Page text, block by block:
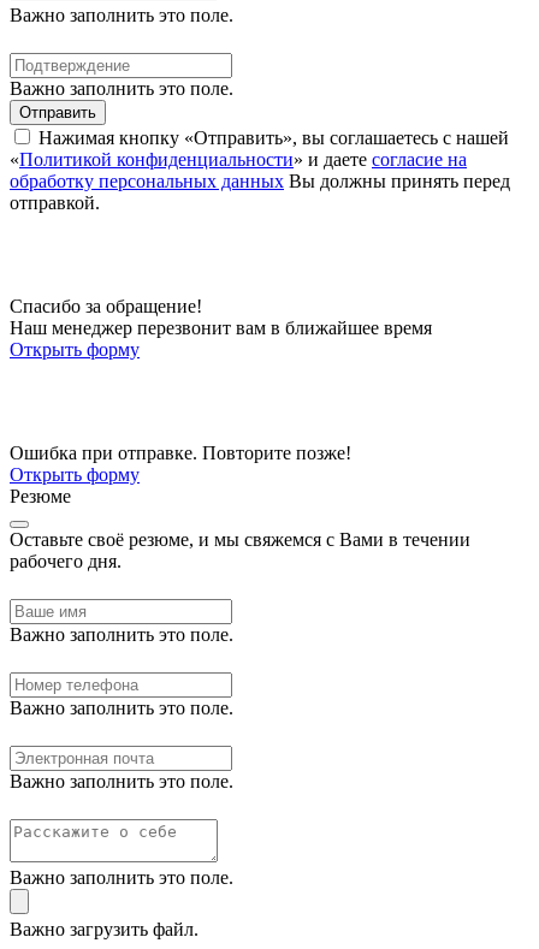
Важно заполнить это поле.
Важно заполнить это поле.
Отправить
Нажимая кнопку «Отправить», вы соглашаетесь с нашей
«Политикой конфиденциальности» и даете согласие на
обработку персональных данных Вы должны принять перед
отправкой.
Спасибо за обращение!
Наш менеджер перезвонит вам в ближайшее время
Открыть форму
Ошибка при отправке. Повторите позже!
Открыть форму
Резюме
Оставьте своё резюме, и мы свяжемся с Вами в течении
рабочего дня.
Важно заполнить это поле.
Важно заполнить это поле.
Важно заполнить это поле.
Важно заполнить это поле.
Важно загрузить файл.